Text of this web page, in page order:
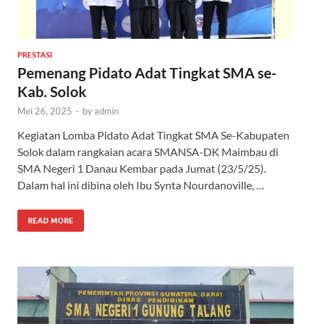
PRESTASI
Pemenang Pidato Adat Tingkat SMA se-
Kab. Solok
Mei 26, 2025 - byadmin
Kegiatan Lomba Pidato Adat Tingkat SMA Se-Kabupaten
Solok dalam rangkaian acara SMANSA-DK Maimbau di
SMA Negeri 1 Danau Kembar pada Jumat (23/5/25).
Dalam hal ini dibina oleh Ibu Synta Nourdanoville, …
READ MORE